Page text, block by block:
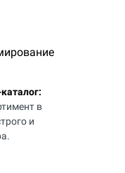
в
и